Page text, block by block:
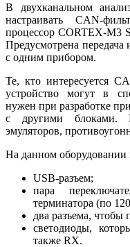
В двухканальном
настраивать CAN-
процессор CORTEX-M3
Предусмотрена
с одним прибором.
Те, кто интересуется
устройство могут в
нужен при разработке
с другими блоками.
эмуляторов,
На данном оборудовании
USB-разъем;
пара
терминатора (по
два разъема, чтобы
светодиоды,
также RX.